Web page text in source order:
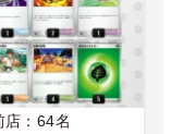
店：64名